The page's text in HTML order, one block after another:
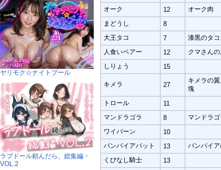
オーク
12
オーク肉
まどうし
8
大王タコ
7
漆黒のタ
人食いベアー
12
クマさん
しりょう
15
キメラ 27
キメラの
塊
トロール
11
マンドラゴラ
8
マンドラ
ワイバーン
10
バンパイアバット
13
バンパイ
くびなし騎士
13
ヤリモク☆ナイトプール
ラブドール頼んだら、総集編・
VOL.2